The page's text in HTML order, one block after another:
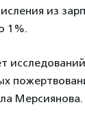
из
1%.
Мерсиянова.